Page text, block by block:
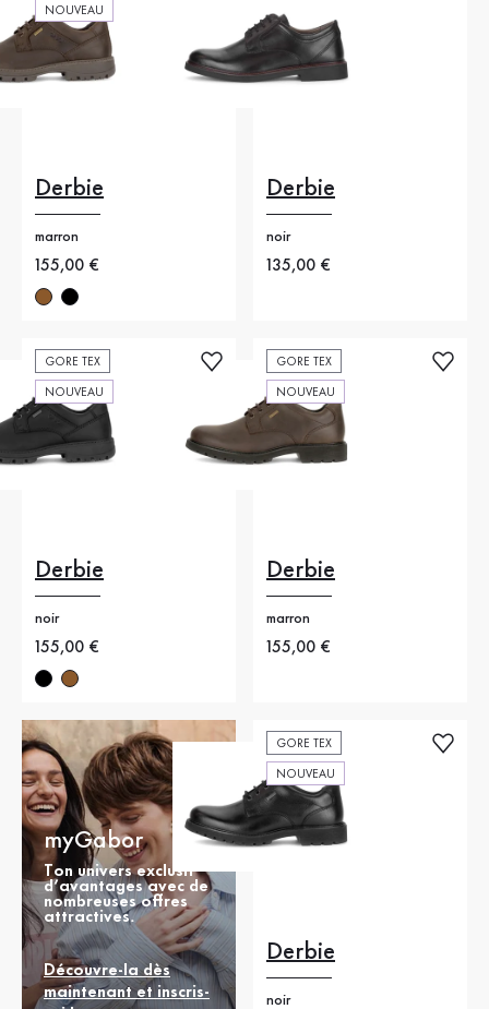
NOUVEAU
Derbie
marron
Nouveau prix
155,00 €
Derbie
noir
Nouveau prix
135,00 €
GORE TEX
NOUVEAU
Derbie
noir
Nouveau prix
155,00 €
GORE TEX
NOUVEAU
Derbie
marron
Nouveau prix
155,00 €
myGabor
Ton univers exclusif
d’avantages avec de
nombreuses offres
attractives.
Découvre-la dès
maintenant et inscris-
GORE TEX
NOUVEAU
Derbie
noir